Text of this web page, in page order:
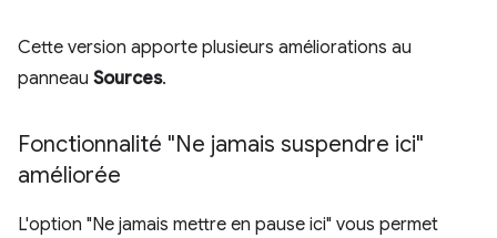
Cette version apporte plusieurs améliorations au
panneau Sources.
Fonctionnalité "Ne jamais suspendre ici"
améliorée
L'option "Ne jamais mettre en pause ici" vous permet